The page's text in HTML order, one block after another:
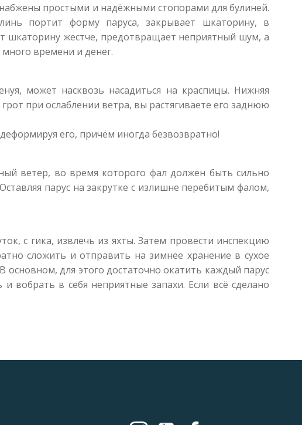
простыми и надёжными стопорами для булиней.
портит форму паруса, закрывает шкаторину, в
шкаторину жестче, предотвращает неприятный шум, а
времени и денег.
может насквозь насадиться на краспицы. Нижняя
при ослаблении ветра, вы растягиваете его заднюю
его, причём иногда безвозвратно!
ветер, во время которого фал должен быть сильно
парус на закрутке с излишне перебитым фалом,
с гика, извлечь из яхты. Затем провести инспекцию
сложить и отправить на зимнее хранение в сухое
основном, для этого достаточно окатить каждый парус
вобрать в себя неприятные запахи. Если всё сделано